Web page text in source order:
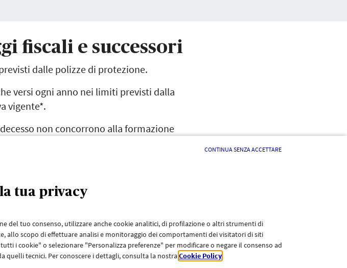
tua privacy
del tuo consenso, utilizzare anche cookie analitici, di profilazione o altri strumenti di
allo scopo di effettuare analisi e monitoraggio dei comportamenti dei visitatori di siti
i cookie" o selezionare "Personalizza preferenze" per modificare o negare il consenso ad
quelli tecnici. Per conoscere i dettagli, consulta la nostraCookie Policy
CONTINUA SENZA ACCETTARE
fiscali e successori
dalle polizze di protezione.
versi ogni anno nei limiti previsti dalla
vigente*.
non concorrono alla formazione
proposta contrattuale in quanto mancante di alcuni elementi necessari all'assunzione del
AXA o una Filiale di Banca Monte dei Paschi di Siena